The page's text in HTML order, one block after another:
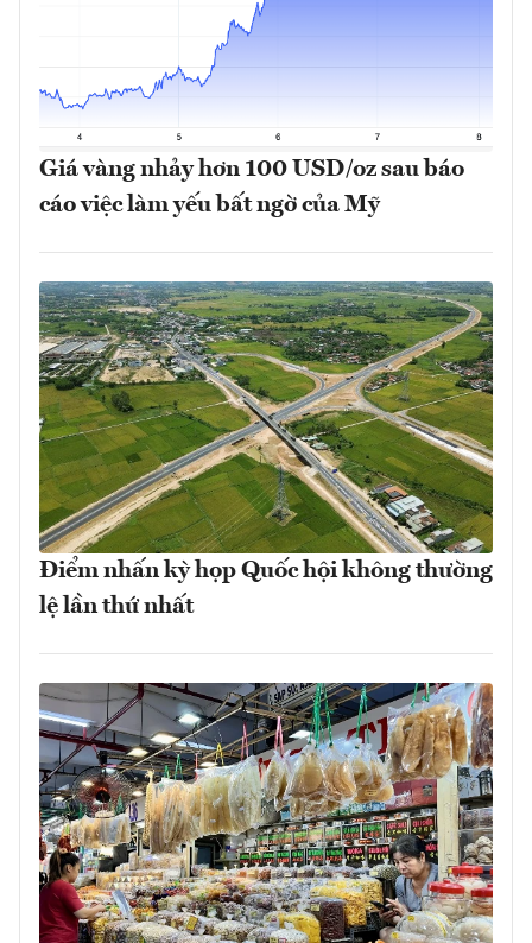
Giá vàng nhảy hơn 100 USD/oz sau báo
cáo việc làm yếu bất ngờ của Mỹ
Điểm nhấn kỳ họp Quốc hội không thường
lệ lần thứ nhất